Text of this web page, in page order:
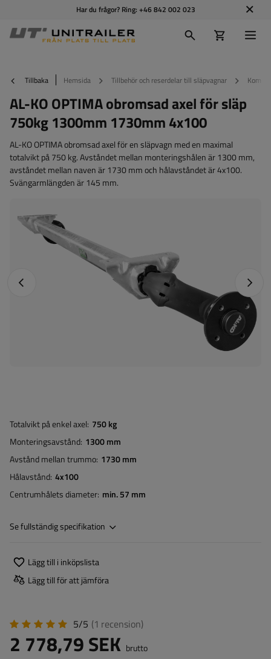
Har du frågor? Ring: +46 842 002 023
Tillbaka Hemsida Tillbehör och reserdelar till släpvagnar
AL-KO OPTIMA obromsad axel för släp
750kg 1300mm 1730mm 4x100
AL-KO OPTIMA obromsad axel för en släpvagn med en maximal
totalvikt på 750 kg. Avståndet mellan monteringshålen är 1300 mm,
avståndet mellan naven är 1730 mm och hålavståndet är 4x100.
Svängarmlängden är 145 mm.
Föregående foto Nästa
Totalvikt på enkel axel 750 kg
Monteringsavstånd 1300 mm
Avstånd mellan trummo 1730 mm
Hålavstånd 4x100
Centrumhålets diameter min. 57 mm
Se fullständig specifikation
Lägg till i inköpslista
Lägg till för att jämföra
5/5 (1 recension)
2 778,79 SEK brutto